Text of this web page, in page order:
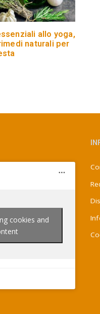
allo yoga,
naturali per
cookies and